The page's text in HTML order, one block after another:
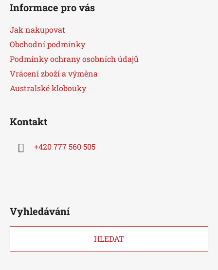
Informace pro vás
Jak nakupovat
Obchodní podmínky
Podmínky ochrany osobních údajů
Vrácení zboží a výměna
Australské klobouky
Kontakt
+420 777 560 505
Vyhledávání
HLEDAT